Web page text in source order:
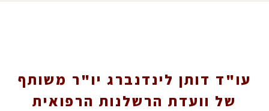
עו"ד דותן לינדנברג יו"ר משותף
של וועדת הרשלנות הרפואית